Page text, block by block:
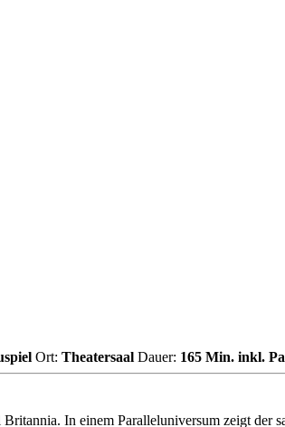
Ort: Theatersaal Dauer: 165 Min. inkl.
In einem Paralleluniversum zeigt der